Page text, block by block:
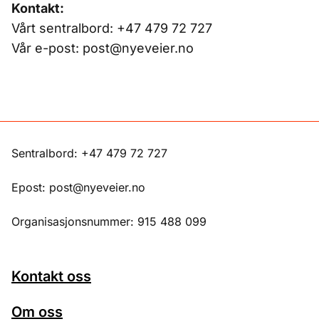
Kontakt:
Vårt sentralbord: +47 479 72 727
Vår e-post: post@nyeveier.no
Sentralbord: +47 479 72 727
Epost: post@nyeveier.no
Organisasjonsnummer: 915 488 099
Kontakt oss
Om oss